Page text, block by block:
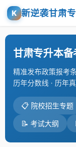
K 新逆袭甘肃
甘肃专升本备
精准发布政策报考
历年分数线 · 历年
📋 院校招生专题
📝 考试大纲